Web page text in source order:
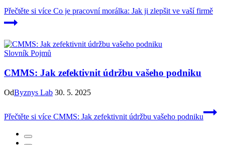
Přečtěte si více Co je pracovní morálka: Jak ji zlepšit ve vaší firmě
Slovník Pojmů
CMMS: Jak zefektivnit údržbu vašeho podniku
OdByznys Lab 30. 5. 2025
Přečtěte si více CMMS: Jak zefektivnit údržbu vašeho podniku